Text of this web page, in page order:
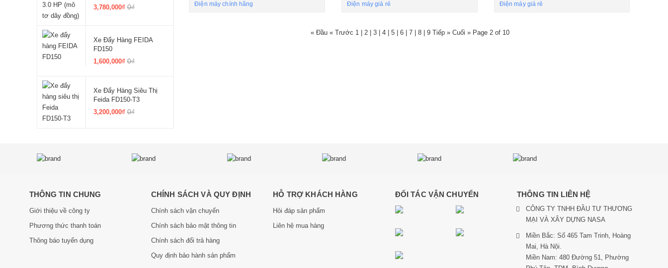
3,780,000₫0₫
Xe Đẩy Hàng FEIDA
FD150
1,600,000₫0₫
Xe Đẩy Hàng Siêu Thị
Feida FD150-T3
3,200,000₫0₫
Điện máy chính hãng Điện máy giá rẻ Điện máy giá rẻ
« Đầu« Trước 1 |2 |3 |4 |5 |6 |7 |8 |9 Tiếp »Cuối » Page 2 of 10
THÔNG TIN CHUNG
Giới thiệu về công ty
Phương thức thanh toán
Thông báo tuyển dụng
CHÍNH SÁCH VÀ QUY ĐỊNH
Chính sách vận chuyển
Chính sách bảo mật thông tin
Chính sách đổi trả hàng
Quy định bảo hành sản phẩm
HỖ TRỢ KHÁCH HÀNG
Hỏi đáp sản phẩm
Liên hệ mua hàng
ĐỐI TÁC VẬN CHUYỂN THÔNG TIN LIÊN HỆ
CÔNG TY TNHH ĐẦU TƯ THƯƠNG
MẠI VÀ XÂY DỰNG NASA
Miền Bắc: Số 465 Tam Trinh, Hoàng
Mai, Hà Nội.
Miền Nam: 480 Đường 51, Phường